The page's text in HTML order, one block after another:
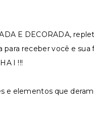
E DECORADA,
receber você e sua
I !!!
e elementos que deram